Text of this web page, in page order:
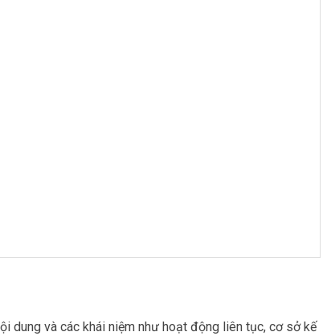
dung và các khái niệm như hoạt động liên tục, cơ sở kế